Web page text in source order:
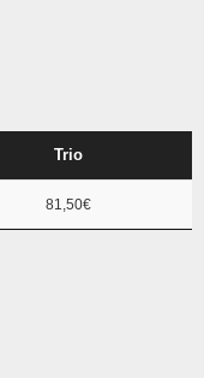
Trio
81,50€